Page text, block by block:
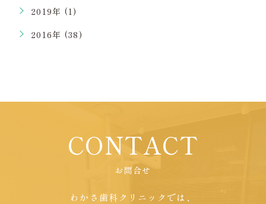
2019年 (1)
2016年 (38)
CONTACT
お問合せ
わかさ歯科クリニックでは、